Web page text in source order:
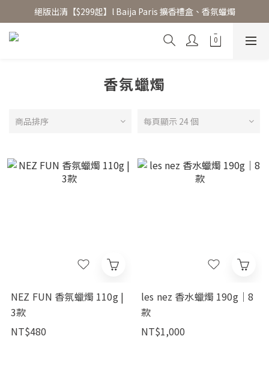
香氛水氧機、擴香香水原精  l 兩件85、三件79折
絕版出清【$299起】l Baija Paris 擴香禮盒、香氛蠟燭
加入 LINE 好友領 $100 折價券 │ 點此加入👆
香氛蠟燭
商品排序 每頁顯示 24 個
NEZ FUN 香氛蠟燭 110g |
3款
NT$480
les nez 香水蠟燭 190g｜8
款
NT$1,000